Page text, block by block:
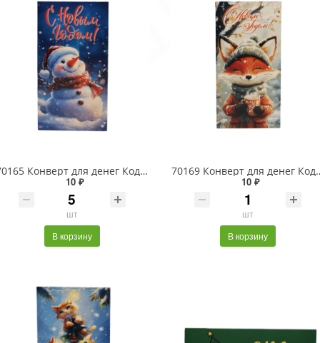
70165 Конверт для денег Код В Снеговик на синем. NG
10 ₽
шт
В корзину
70169 Конверт
10 ₽
шт
В корзину